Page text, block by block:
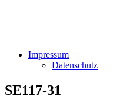
Impressum
Datenschutz
SE117-31